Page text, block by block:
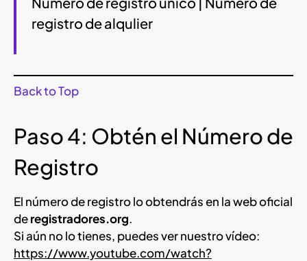
registro de alqulier
Back to Top
Paso 4: Obtén el Número de
Registro
El número de registro lo obtendrás en la web oficial
deregistradores.org.
Si aún no lo tienes, puedes ver nuestro vídeo:
https://www.youtube.com/watch?